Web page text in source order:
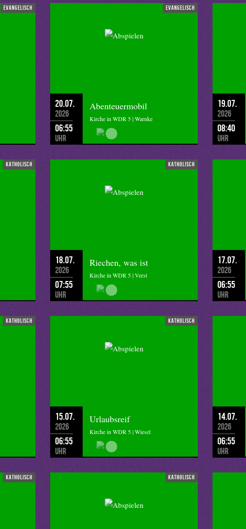
evangelisch evangelisch
20.07.
2026
06:55
Uhr
Abenteuermobil
Kirche in WDR 5 | Warnke
19.07.
2026
08:40
Uhr
katholisch katholisch
18.07.
2026
07:55
Uhr
Riechen, was ist
Kirche in WDR 5 | Verst
17.07.
2026
06:55
Uhr
katholisch katholisch
15.07.
2026
06:55
Uhr
Urlaubsreif
Kirche in WDR 5 | Wiesel
14.07.
2026
06:55
Uhr
katholisch katholisch